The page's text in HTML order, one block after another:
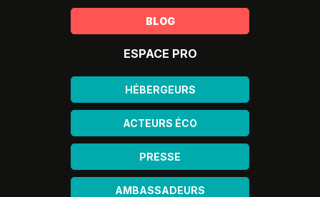
BLOG
ESPACE PRO
HÉBERGEURS
ACTEURS ÉCO
PRESSE
AMBASSADEURS